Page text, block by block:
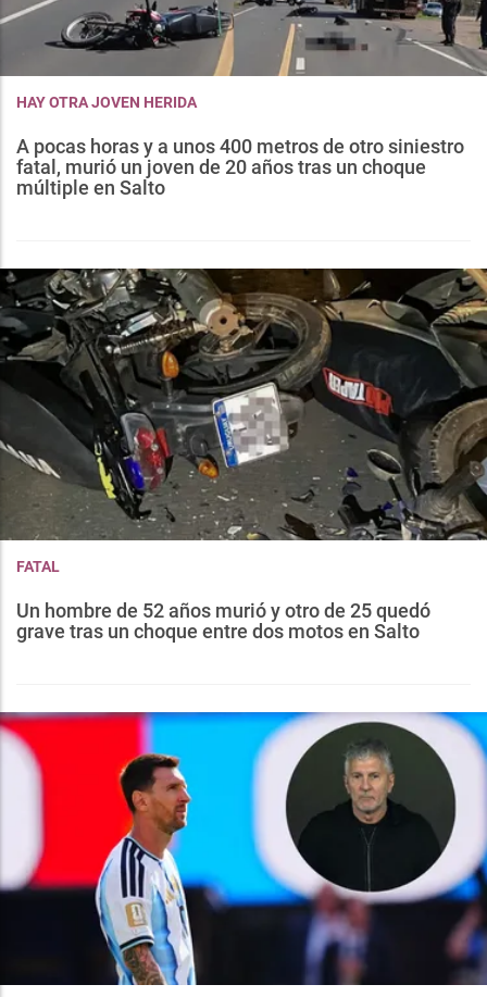
HAY OTRA JOVEN HERIDA
A pocas horas y a unos 400 metros de otro siniestro
fatal, murió un joven de 20 años tras un choque
múltiple en Salto
FATAL
Un hombre de 52 años murió y otro de 25 quedó
grave tras un choque entre dos motos en Salto